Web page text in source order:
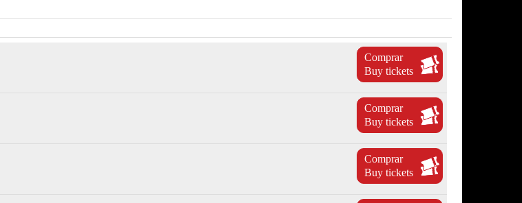
Comprar
Buy tickets
Comprar
Buy tickets
Comprar
Buy tickets